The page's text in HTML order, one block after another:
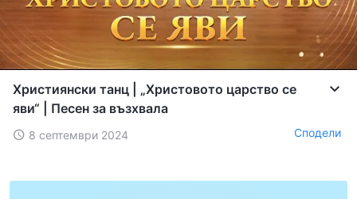
Християнски танц | „Христовото царство се
яви“ | Песен за възхвала
8 септември 2024 Сподели